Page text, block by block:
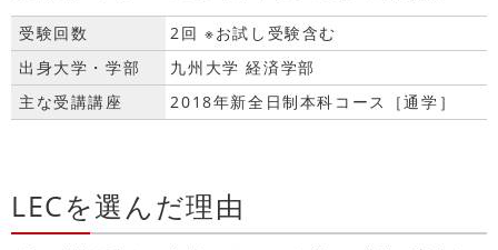
受験回数
2回 ※お試し受験含む
出身大学・学部
九州大学 経済学部
主な受講講座
2018年新全日制本科コース［通学］
LECを選んだ理由